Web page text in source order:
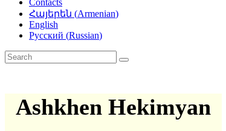
Contacts
Հայերեն (Armenian)
English
Русский (Russian)
Ashkhen Hekimyan